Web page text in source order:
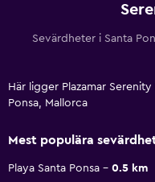
Sevärdheter i Santa
Här ligger Plazamar
Ponsa, Mallorca
Mest populära
Playa Santa Ponsa
0.5 km